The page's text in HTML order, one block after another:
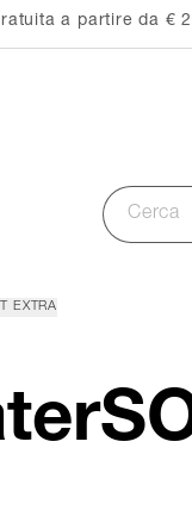
a partire da €
EXTRA